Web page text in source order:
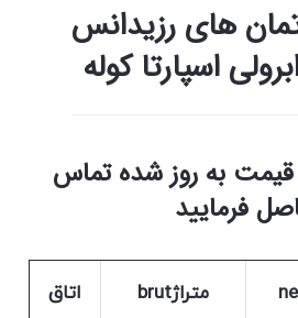
های رزیدانس
اسپارتا کوله
به روز شده تماس
فرمایید
متراژbrut اتاق